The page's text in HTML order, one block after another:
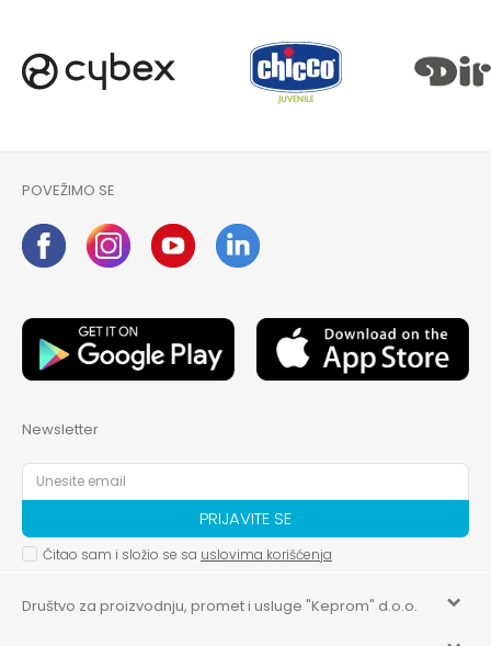
POVEŽIMO SE
Newsletter
PRIJAVITE SE
Čitao sam i složio se sa uslovima korišćenja
Društvo za proizvodnju, promet i usluge "Keprom" d.o.o.